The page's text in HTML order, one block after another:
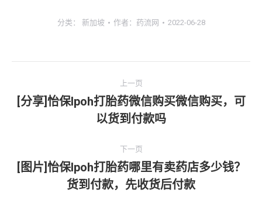
分类： 新加坡 作者： 药流网 2022-06-28
章
上一页
上
一
[分享]怡保lpoh打胎药微信购买微信购买，可
以货到付款吗
下一页
下
一
[图片]怡保lpoh打胎药哪里有卖药店多少钱？
货到付款，先收货后付款